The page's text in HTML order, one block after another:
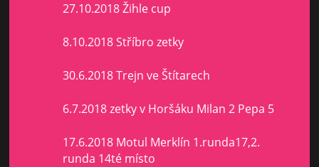
27.10.2018 Žihle cup
8.10.2018 Stříbro zetky
30.6.2018 Trejn ve Štítarech
6.7.2018 zetky v Horšáku Milan 2 Pepa 5
17.6.2018 Motul Merklín 1.runda17,2.
runda 14té místo